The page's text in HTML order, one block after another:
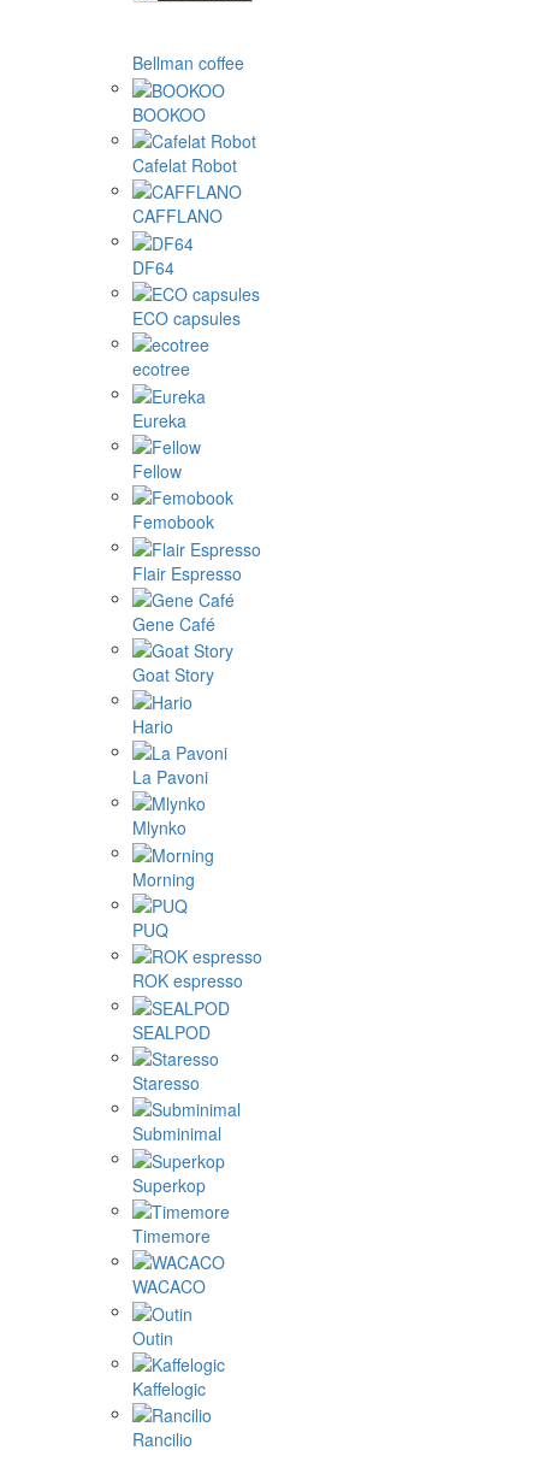
Bellman coffee
BOOKOO
Cafelat Robot
CAFFLANO
DF64
ECO capsules
ecotree
Eureka
Fellow
Femobook
Flair Espresso
Gene Café
Goat Story
Hario
La Pavoni
Mlynko
Morning
PUQ
ROK espresso
SEALPOD
Staresso
Subminimal
Superkop
Timemore
WACACO
Outin
Kaffelogic
Rancilio